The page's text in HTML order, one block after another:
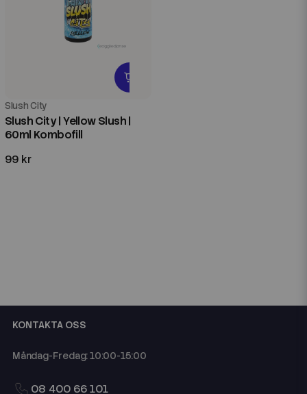
Slush City
Slush City | Yellow Slush |
60ml Kombofill
99 kr
KONTAKTA OSS
Måndag-Fredag: 10:00-15:00
08 400 66 101